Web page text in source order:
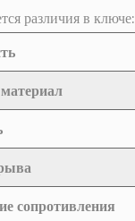
различия в ключе:
сопротивления